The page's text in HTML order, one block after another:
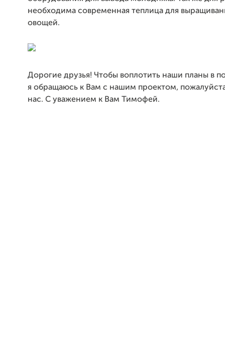
необходима современная теплица для
овощей.
Дорогие друзья! Чтобы воплотить наши планы в
я обращаюсь к Вам с нашим проектом,
нас. С уважением к Вам Тимофей.